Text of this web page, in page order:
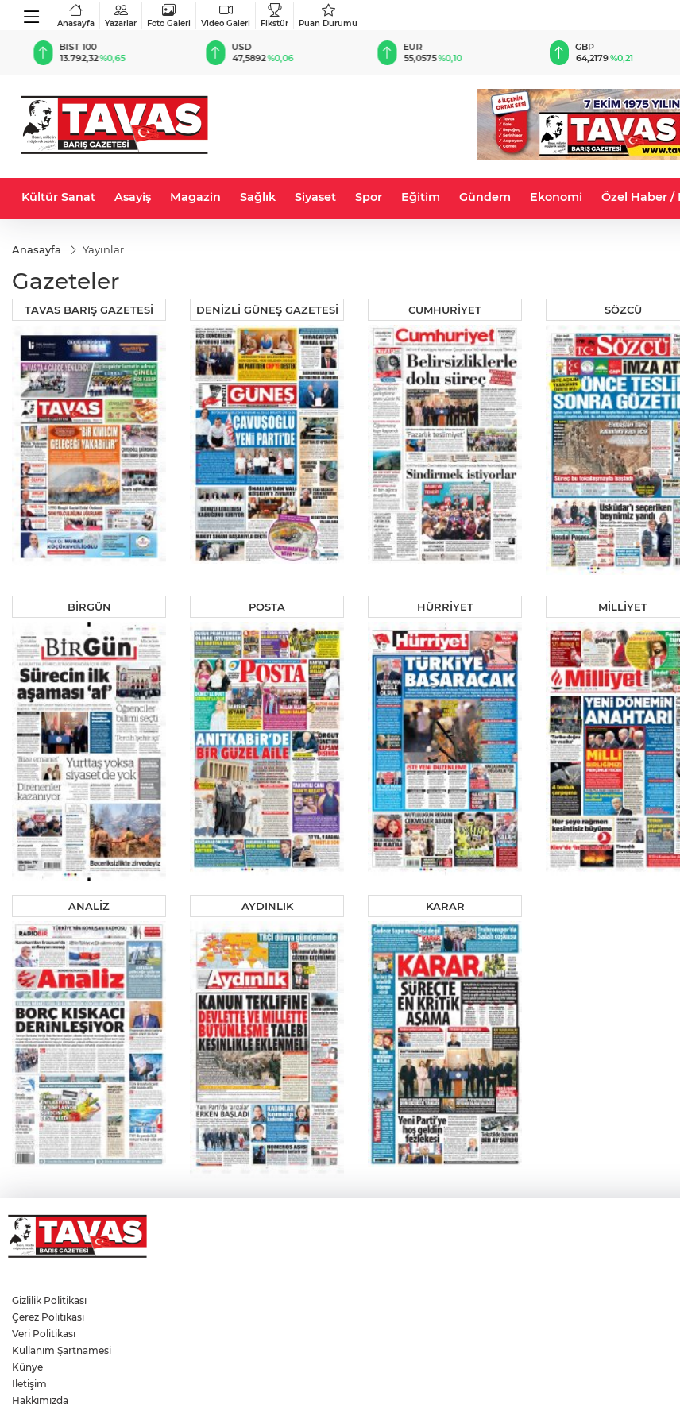
Anasayfa Yazarlar Foto Galeri Video Galeri Fikstür Puan Durumu
BIST 100
13.792,32%0,65
USD
47,5892%0,06
EUR
55,0575%0,10
GBP
64,2179%0,21
Kültür Sanat Asayiş Magazin Sağlık Siyaset Spor Eğitim Gündem Ekonomi Özel Haber /
Anasayfa Yayınlar
Gazeteler
TAVAS BARIŞ GAZETESİ DENİZLİ GÜNEŞ GAZETESİ CUMHURİYET SÖZCÜ
BİRGÜN POSTA HÜRRİYET MİLLİYET
ANALİZ AYDINLIK KARAR
Gizlilik Politikası
Çerez Politikası
Veri Politikası
Kullanım Şartnamesi
Künye
İletişim
Hakkımızda